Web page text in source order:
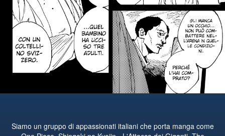
Siamo un gruppo di appassionati italiani che porta manga come